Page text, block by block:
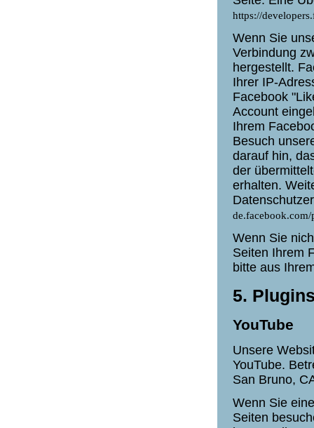
https://
Wenn Sie
Verbindung
hergestellt.
Ihrer IP-
Facebook
Account
Ihrem
Besuch
darauf hin,
der
erhalten.
Wenn Sie
Seiten Ihrem
bitte aus
5.
YouTube
Unsere
YouTube.
San Bruno,
Wenn Sie
Seiten